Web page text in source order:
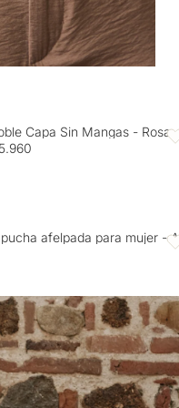
Capa Sin Mangas - Rosa
afelpada para mujer -